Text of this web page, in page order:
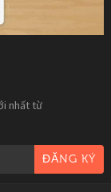
nhất từ
ĐĂNG KÝ